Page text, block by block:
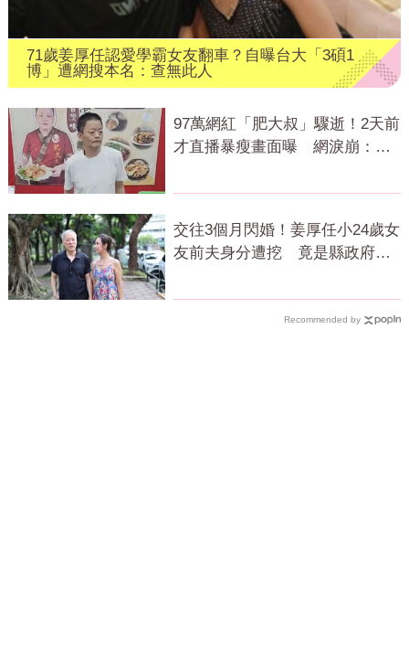
71歲姜厚任認愛學霸女友翻車？自曝台大「3碩1
博」遭網搜本名：查無此人
97萬網紅「肥大叔」驟逝！2天前
才直播暴瘦畫面曝 網淚崩：一
交往3個月閃婚！姜厚任小24歲女
友前夫身分遭挖 竟是縣政府高
Recommended by